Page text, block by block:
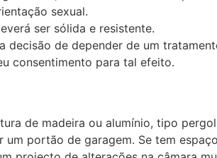
sexual.
ser sólida e resistente.
de depender de um
consentimento para tal efeito.
de madeira ou alumínio, tipo
portão de garagem. Se tem